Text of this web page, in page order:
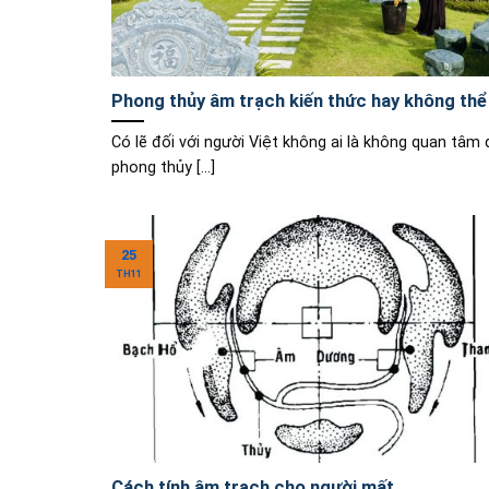
Phong thủy âm trạch kiến thức hay không
Có lẽ đối với người Việt không ai là không quan tâm
phong thủy [...]
25
TH11